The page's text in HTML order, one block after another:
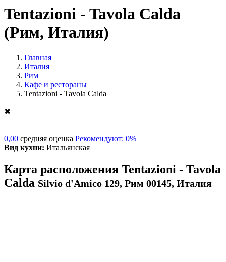
Tentazioni - Tavola Calda
(Рим, Италия)
Главная
Италия
Рим
Кафе и рестораны
Tentazioni - Tavola Calda
✖
0,00 средняя оценка Рекомендуют: 0%
Вид кухни: Итальянская
Карта расположения Tentazioni - Tavola
Calda Silvio d'Amico 129, Рим 00145, Италия